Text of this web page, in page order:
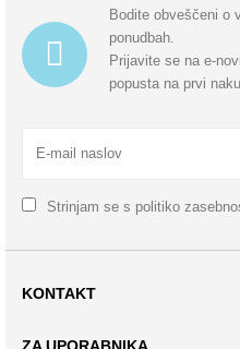
Bodite obveščeni o
ponudbah.
Prijavite se na e-
popusta na prvi
Strinjam se s politiko
KONTAKT
ZA UPORABNIKA